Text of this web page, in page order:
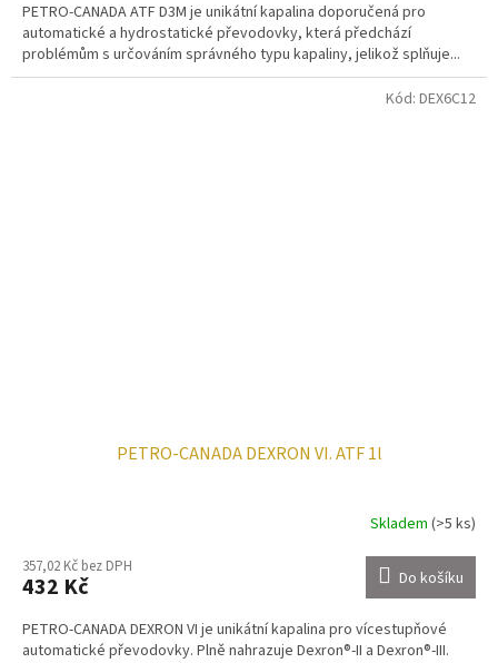
PETRO-CANADA ATF D3M je unikátní kapalina doporučená pro
automatické a hydrostatické převodovky, která předchází
problémům s určováním správného typu kapaliny, jelikož splňuje...
PETRO-CANADA DEXRON VI. ATF 1l
Skladem (>5 ks)
357,02 Kč bez DPH
432 Kč Do košíku
PETRO-CANADA DEXRON VI je unikátní kapalina pro vícestupňové
automatické převodovky. Plně nahrazuje Dexron®-II a Dexron®-III.
Kód: DEX6C12